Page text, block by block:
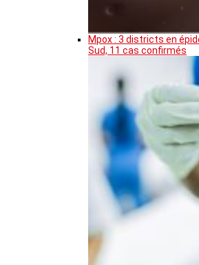
Mpox : 3 districts en
Sud, 11 cas confirmés